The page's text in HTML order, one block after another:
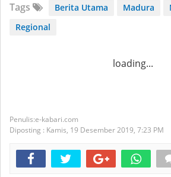
Tags Berita Utama Madura
Regional
loading...
e-kabari.com
Diposting : Kamis, 19 Desember 2019, 7:23 PM